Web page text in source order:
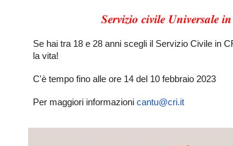
𝑺𝒆𝒓𝒗𝒊𝒛𝒊𝒐 𝒄𝒊𝒗𝒊𝒍𝒆 𝑼𝒏𝒊𝒗𝒆𝒓𝒔𝒂𝒍𝒆
Se hai tra 18 e 28 anni scegli il Servizio Civile in
la vita!
C'è tempo fino alle ore 14 del 10 febbraio 2023
Per maggiori informazioni cantu@cri.it